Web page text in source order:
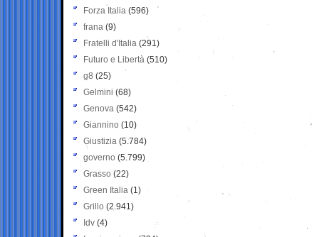
Forza Italia (596)
frana (9)
Fratelli d'Italia (291)
Futuro e Libertà (510)
g8 (25)
Gelmini (68)
Genova (542)
Giannino (10)
Giustizia (5.784)
governo (5.799)
Grasso (22)
Green Italia (1)
Grillo (2.941)
Idv (4)